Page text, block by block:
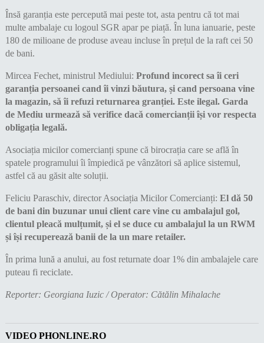
Însă garanția este percepută mai peste tot, asta pentru că tot mai
multe ambalaje cu logoul SGR apar pe piață. În luna ianuarie, peste
180 de milioane de produse aveau incluse în prețul de la raft cei 50
de bani.
Mircea Fechet, ministrul Mediului: Profund incorect sa îi ceri
garanția persoanei cand îi vinzi băutura, și cand persoana vine
la magazin, să îi refuzi returnarea granției. Este ilegal. Garda
de Mediu urmează să verifice dacă comercianții își vor respecta
obligația legală.
Asociația micilor comercianți spune că birocrația care se află în
spatele programului îi împiedică pe vânzători să aplice sistemul,
astfel că au găsit alte soluții.
Feliciu Paraschiv, director Asociația Micilor Comercianți: El dă 50
de bani din buzunar unui client care vine cu ambalajul gol,
clientul pleacă mulțumit, și el se duce cu ambalajul la un RWM
și își recuperează banii de la un mare retailer.
În prima lună a anului, au fost returnate doar 1% din ambalajele care
puteau fi reciclate.
Reporter: Georgiana Iuzic / Operator: Cătălin Mihalache
VIDEO PHONLINE.RO